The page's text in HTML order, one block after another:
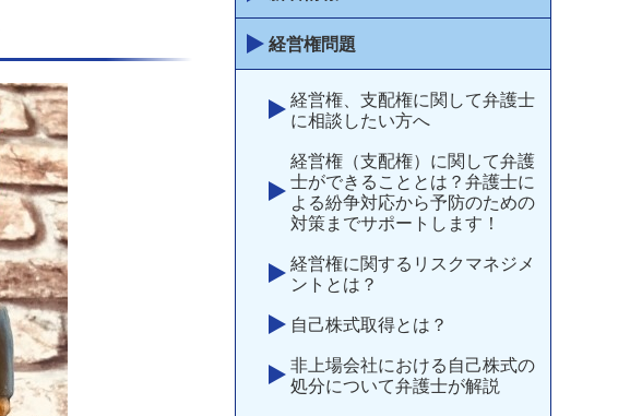
経営権問題
経営権、支配権に関して弁護士
に相談したい方へ
経営権（支配権）に関して弁護
士ができることとは？弁護士に
よる紛争対応から予防のための
対策までサポートします！
経営権に関するリスクマネジメ
ントとは？
自己株式取得とは？
非上場会社における自己株式の
処分について弁護士が解説